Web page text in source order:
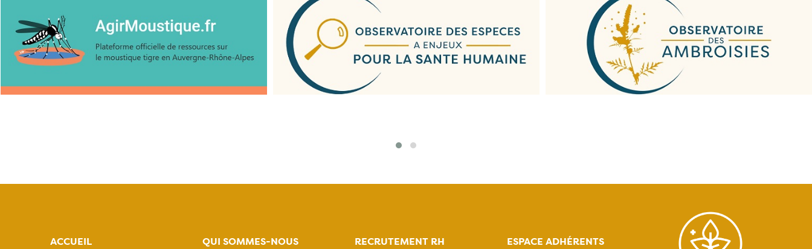
ACCUEIL
QUI SOMMES-NOUS
RECRUTEMENT RH
ESPACE ADHÉRENTS